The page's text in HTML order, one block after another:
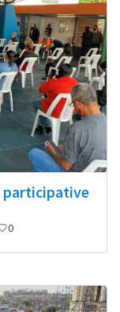
participative
0